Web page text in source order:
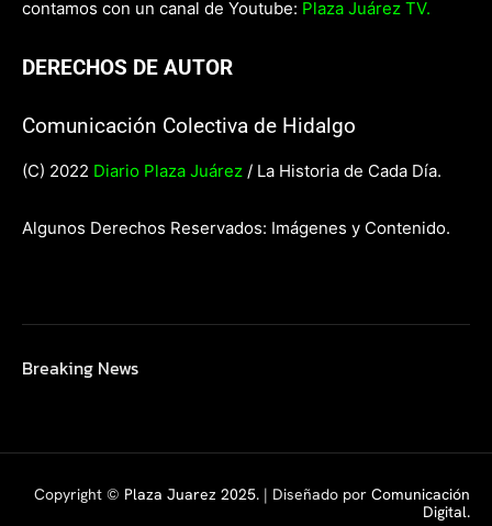
contamos con un canal de Youtube: Plaza Juárez TV.
DERECHOS DE AUTOR
Comunicación Colectiva de Hidalgo
(C) 2022 Diario Plaza Juárez / La Historia de Cada Día.
Algunos Derechos Reservados: Imágenes y Contenido.
Breaking News
Copyright © Plaza Juarez 2025. | Diseñado por Comunicación
Digital.